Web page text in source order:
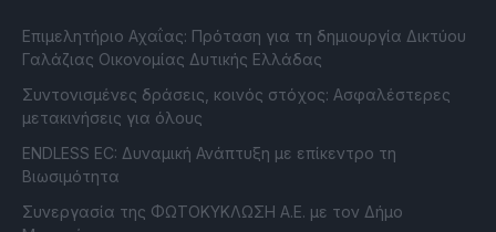
Επιμελητήριο Αχαΐας: Πρόταση για τη δημιουργία Δικτύου
Γαλάζιας Οικονομίας Δυτικής Ελλάδας
Συντονισμένες δράσεις, κοινός στόχος: Ασφαλέστερες
μετακινήσεις για όλους
ENDLESS EC: Δυναμική Ανάπτυξη με επίκεντρο τη
Βιωσιμότητα
Συνεργασία της ΦΩΤΟΚΥΚΛΩΣΗ Α.Ε. με τον Δήμο